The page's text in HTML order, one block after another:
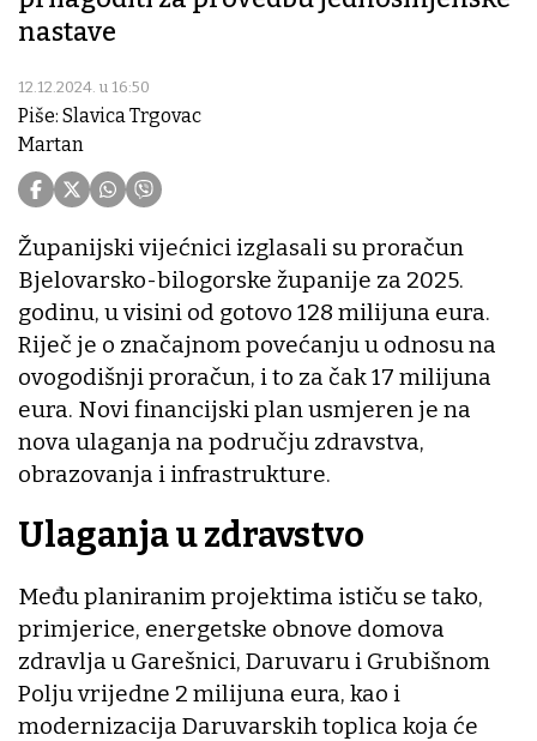
nastave
12.12.2024. u 16:50
Piše: Slavica Trgovac
Martan
Županijski vijećnici izglasali su proračun
Bjelovarsko-bilogorske županije za 2025.
godinu, u visini od gotovo 128 milijuna eura.
Riječ je o značajnom povećanju u odnosu na
ovogodišnji proračun, i to za čak 17 milijuna
eura. Novi financijski plan usmjeren je na
nova ulaganja na području zdravstva,
obrazovanja i infrastrukture.
Ulaganja u zdravstvo
Među planiranim projektima ističu se tako,
primjerice, energetske obnove domova
zdravlja u Garešnici, Daruvaru i Grubišnom
Polju vrijedne 2 milijuna eura, kao i
modernizacija Daruvarskih toplica koja će